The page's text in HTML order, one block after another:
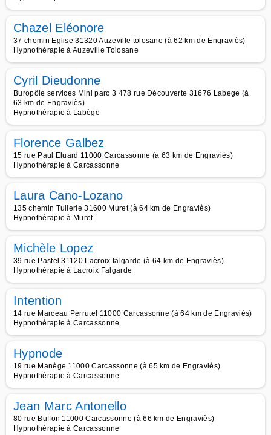
Chazel Eléonore
37 chemin Eglise 31320 Auzeville tolosane (à 62 km de Engraviès)
Hypnothérapie à Auzeville Tolosane
Cyril Dieudonne
Buropôle services Mini parc 3 478 rue Découverte 31676 Labege (à
63 km de Engraviès)
Hypnothérapie à Labège
Florence Galbez
15 rue Paul Eluard 11000 Carcassonne (à 63 km de Engraviès)
Hypnothérapie à Carcassonne
Laura Cano-Lozano
135 chemin Tuilerie 31600 Muret (à 64 km de Engraviès)
Hypnothérapie à Muret
Michèle Lopez
39 rue Pastel 31120 Lacroix falgarde (à 64 km de Engraviès)
Hypnothérapie à Lacroix Falgarde
Intention
14 rue Marceau Perrutel 11000 Carcassonne (à 64 km de Engraviès)
Hypnothérapie à Carcassonne
Hypnode
19 rue Manège 11000 Carcassonne (à 65 km de Engraviès)
Hypnothérapie à Carcassonne
Jean Marc Antonello
80 rue Buffon 11000 Carcassonne (à 66 km de Engraviès)
Hypnothérapie à Carcassonne